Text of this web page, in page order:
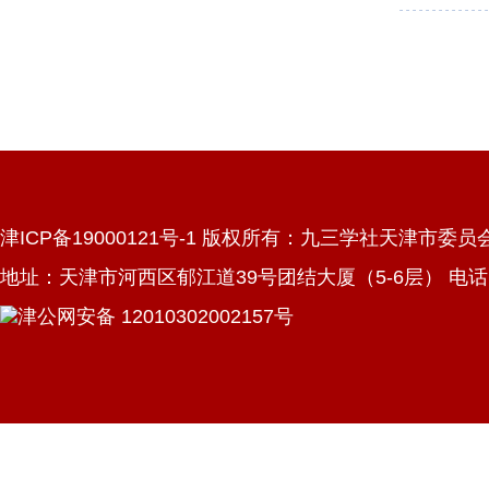
津ICP备19000121号-1 版权所有：九三学社天津市委员
地址：天津市河西区郁江道39号团结大厦（5-6层） 电
津公网安备 12010302002157号